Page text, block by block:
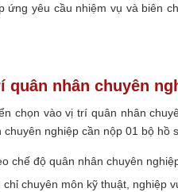
ứng yêu cầu nhiệm vụ và biên
nhân chuyên
chọn vào vị trí quân nhân
nghiệp cần nộp 01 bộ hồ
chế độ quân nhân chuyên
chuyên môn kỹ thuật, nghiệp